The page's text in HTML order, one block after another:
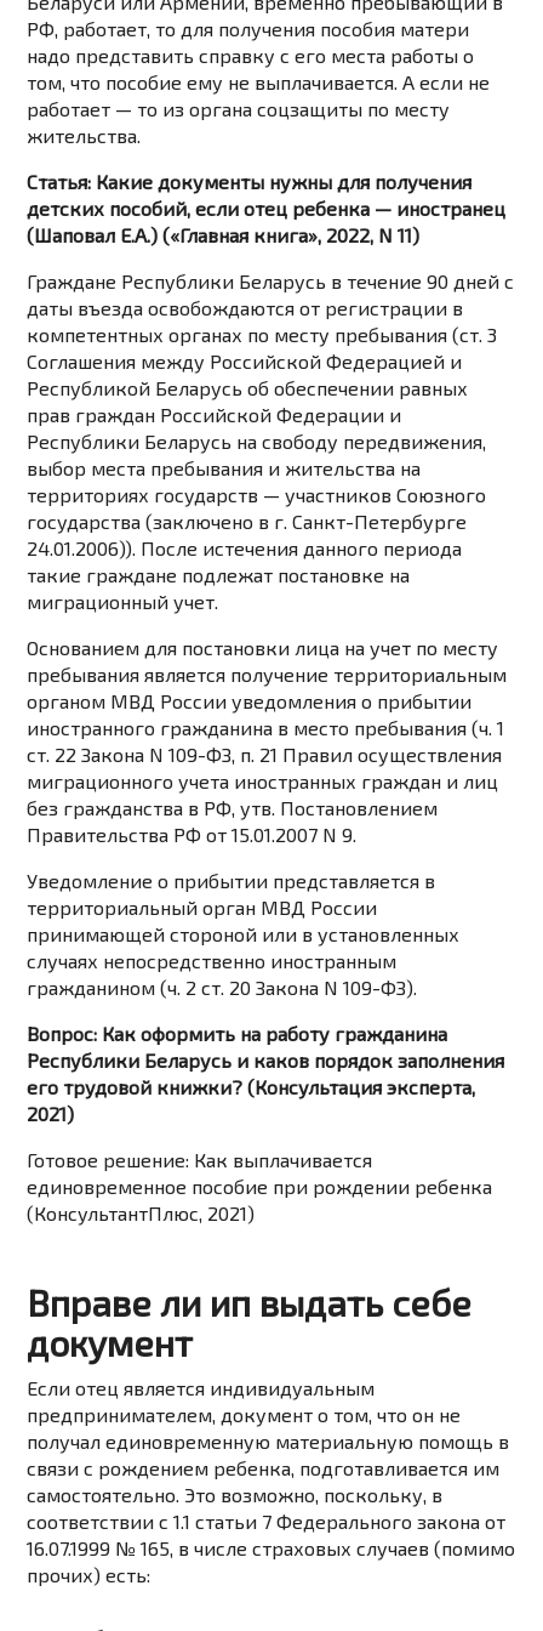
РФ, работает, то для получения пособия матери
надо представить справку с его места работы о
том, что пособие ему не выплачивается. А если не
работает — то из органа соцзащиты по месту
жительства.
Статья: Какие документы нужны для получения
детских пособий, если отец ребенка — иностранец
(Шаповал Е.А.) («Главная книга», 2022, N 11)
Граждане Республики Беларусь в течение 90 дней с
даты въезда освобождаются от регистрации в
компетентных органах по месту пребывания (ст. 3
Соглашения между Российской Федерацией и
Республикой Беларусь об обеспечении равных
прав граждан Российской Федерации и
Республики Беларусь на свободу передвижения,
выбор места пребывания и жительства на
территориях государств — участников Союзного
государства (заключено в г. Санкт-Петербурге
24.01.2006)). После истечения данного периода
такие граждане подлежат постановке на
миграционный учет.
Основанием для постановки лица на учет по месту
пребывания является получение территориальным
органом МВД России уведомления о прибытии
иностранного гражданина в место пребывания (ч. 1
ст. 22 Закона N 109-ФЗ, п. 21 Правил осуществления
миграционного учета иностранных граждан и лиц
без гражданства в РФ, утв. Постановлением
Правительства РФ от 15.01.2007 N 9.
Уведомление о прибытии представляется в
территориальный орган МВД России
принимающей стороной или в установленных
случаях непосредственно иностранным
гражданином (ч. 2 ст. 20 Закона N 109-ФЗ).
Вопрос: Как оформить на работу гражданина
Республики Беларусь и каков порядок заполнения
его трудовой книжки? (Консультация эксперта,
2021)
Готовое решение: Как выплачивается
единовременное пособие при рождении ребенка
(КонсультантПлюс, 2021)
Вправе ли ип выдать себе
документ
Если отец является индивидуальным
предпринимателем, документ о том, что он не
получал единовременную материальную помощь в
связи с рождением ребенка, подготавливается им
самостоятельно. Это возможно, поскольку, в
соответствии с 1.1 статьи 7 Федерального закона от
16.07.1999 № 165, в числе страховых случаев (помимо
прочих) есть: